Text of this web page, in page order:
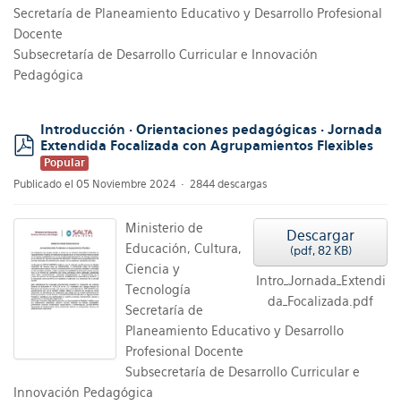
Secretaría de Planeamiento Educativo y Desarrollo Profesional
Docente
Subsecretaría de Desarrollo Curricular e Innovación
Pedagógica
pdf
Introducción · Orientaciones pedagógicas · Jornada
Extendida Focalizada con Agrupamientos Flexibles
Popular
Publicado el 05 Noviembre 2024
2844 descargas
Descargar
(pdf, 82 KB)
Intro_Jornada_Extendi
da_Focalizada.pdf
Ministerio de
Educación, Cultura,
Ciencia y
Tecnología
Secretaría de
Planeamiento Educativo y Desarrollo
Profesional Docente
Subsecretaría de Desarrollo Curricular e
Innovación Pedagógica